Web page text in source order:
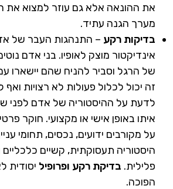
את ההונאה אלא גם עוזר למצוא את
מערך הגנה עתיד.
בדיקות רקע – התנהגות העבר של
אינדיקטור מוצק לאופיו. בני אדם
של הרגל וסביר להניח שהם יישארו
זה יכול לכלול פעולות לא רצויות ואף
לדעת על ההיסטוריה של אדם לפני
איתו באופן אישי או מקצועי. חוקר
על מקורבים ידועים, נכסים, תחומי
היסטוריה תעסוקתית, קשיים כלכליים
פלילית. בדיקת רקע ופרופיל יסודית
הפוכה.